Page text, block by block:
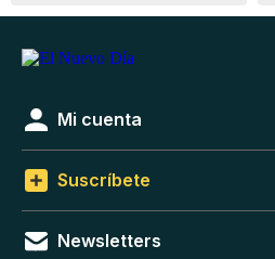
Mi cuenta
Suscríbete
Newsletters